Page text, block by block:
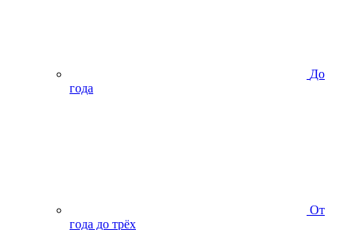
До
года
От
года до трёх